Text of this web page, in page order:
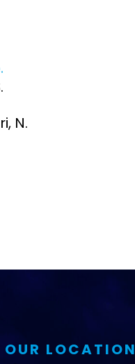
N.
OUR LOCATION